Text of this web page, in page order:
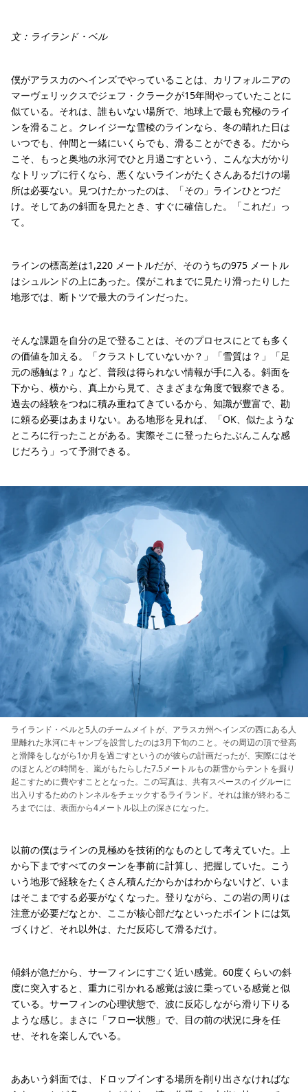
文：ライランド・ベル
僕がアラスカのヘインズでやっていることは、カリフォルニアの
マーヴェリックスでジェフ・クラークが15年間やっていたことに
似ている。それは、誰もいない場所で、地球上で最も究極のライ
ンを滑ること。クレイジーな雪稜のラインなら、冬の晴れた日は
いつでも、仲間と一緒にいくらでも、滑ることができる。だから
こそ、もっと奥地の氷河でひと月過ごすという、こんな大がかり
なトリップに行くなら、悪くないラインがたくさんあるだけの場
所は必要ない。見つけたかったのは、「その」ラインひとつだ
け。そしてあの斜面を見たとき、すぐに確信した。「これだ」っ
て。
ラインの標高差は1,220 メートルだが、そのうちの975 メートル
はシュルンドの上にあった。僕がこれまでに見たり滑ったりした
地形では、断トツで最大のラインだった。
そんな課題を自分の足で登ることは、そのプロセスにとても多く
の価値を加える。「クラストしていないか？」「雪質は？」「足
元の感触は？」など、普段は得られない情報が手に入る。斜面を
下から、横から、真上から見て、さまざまな角度で観察できる。
過去の経験をつねに積み重ねてきているから、知識が豊富で、勘
に頼る必要はあまりない。ある地形を見れば、「OK、似たような
ところに行ったことがある。実際そこに登ったらたぶんこんな感
じだろう」って予測できる。
ライランド・ベルと5人のチームメイトが、アラスカ州ヘインズの西にある人
里離れた氷河にキャンプを設営したのは3月下旬のこと。その周辺の頂で登高
と滑降をしながら1か月を過ごすというのが彼らの計画だったが、実際にはそ
のほとんどの時間を、嵐がもたらした7.5メートルもの新雪からテントを掘り
起こすために費やすこととなった。この写真は、共有スペースのイグルーに
出入りするためのトンネルをチェックするライランド。それは旅が終わるこ
ろまでには、表面から4メートル以上の深さになった。
以前の僕はラインの見極めを技術的なものとして考えていた。上
から下まですべてのターンを事前に計算し、把握していた。こう
いう地形で経験をたくさん積んだからかはわからないけど、いま
はそこまでする必要がなくなった。登りながら、この岩の周りは
注意が必要だなとか、ここが核心部だなといったポイントには気
づくけど、それ以外は、ただ反応して滑るだけ。
傾斜が急だから、サーフィンにすごく近い感覚。60度くらいの斜
度に突入すると、重力に引かれる感覚は波に乗っている感覚と似
ている。サーフィンの心理状態で、波に反応しながら滑り下りる
ような感じ。まさに「フロー状態」で、目の前の状況に身を任
せ、それを楽しんでいる。
ああいう斜面では、ドロップインする場所を削り出さなければな